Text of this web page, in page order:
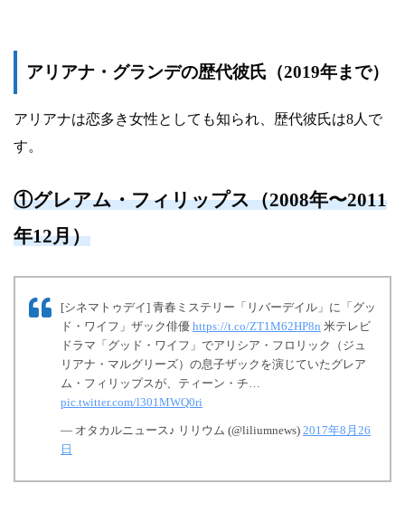
アリアナ・グランデの歴代彼氏（2019年まで）
アリアナは恋多き女性としても知られ、歴代彼氏は8人で
す。
①グレアム・フィリップス（2008年〜2011
年12月）
[シネマトゥデイ] 青春ミステリー「リバーデイル」に「グッ
ド・ワイフ」ザック俳優 https://t.co/ZT1M62HP8n 米テレビ
ドラマ「グッド・ワイフ」でアリシア・フロリック（ジュ
リアナ・マルグリーズ）の息子ザックを演じていたグレア
ム・フィリップスが、ティーン・チ…
pic.twitter.com/l301MWQ0ri
— オタカルニュース♪ リリウム (@liliumnews) 2017年8月26
日